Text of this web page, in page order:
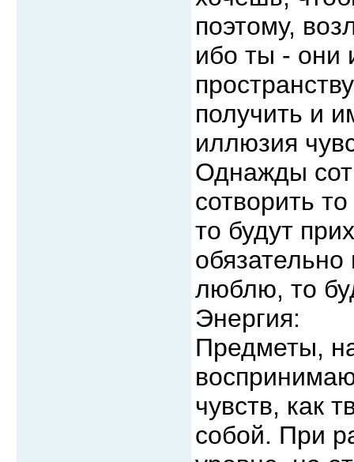
поэтому,
ибо ты - они
получить и
иллюзия
Однажды
сотворить
то будут
люблю, то
Энергия:
Предметы,
чувств, как
собой. При